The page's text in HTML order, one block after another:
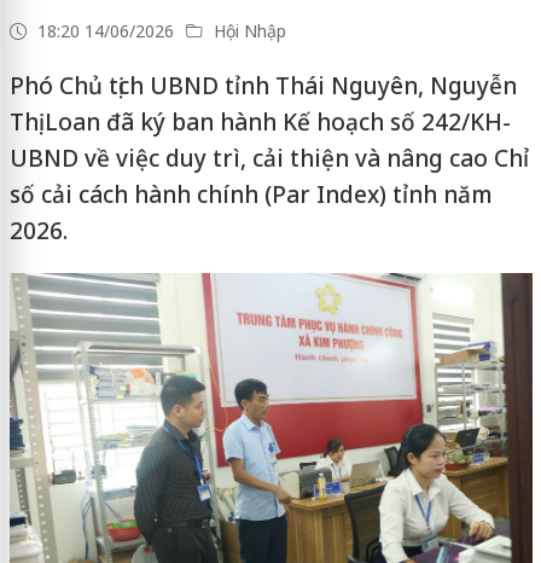
18:20 14/06/2026 Hội Nhập
Phó Chủ tịch UBND tỉnh Thái Nguyên, Nguyễn
Thị Loan đã ký ban hành Kế hoạch số 242/KH-
UBND về việc duy trì, cải thiện và nâng cao Chỉ
số cải cách hành chính (Par Index) tỉnh năm
2026.